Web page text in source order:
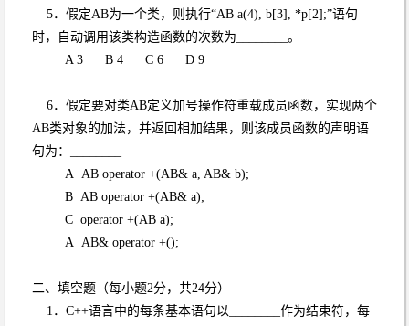
5．假定AB为一个类，则执行“AB a(4), b[3], *p[2];”语句
时，自动调用该类构造函数的次数为________。
A 3 B 4 C 6 D 9
6．假定要对类AB定义加号操作符重载成员函数，实现两个
AB类对象的加法，并返回相加结果，则该成员函数的声明语
句为：________
A AB operator +(AB& a, AB& b);
B AB operator +(AB& a);
C operator +(AB a);
A AB& operator +();
二、填空题（每小题2分，共24分）
1．C++语言中的每条基本语句以________作为结束符，每